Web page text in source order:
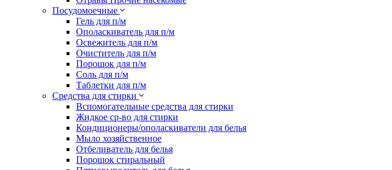
Посудомоечные
Гель для п/м
Ополаскиватель для п/м
Освежитель для п/м
Очиститель для п/м
Порошок для п/м
Соль для п/м
Таблетки для п/м
Средства для стирки
Вспомогательные средства для стирки
Жидкое ср-во для стирки
Кондиционеры/ополаскиватели для белья
Мыло хозяйственное
Отбеливатель для белья
Порошок стиральный